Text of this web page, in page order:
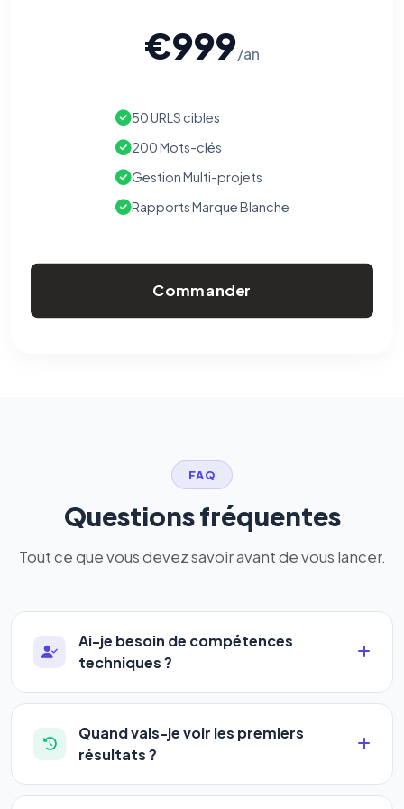
€999/an
50 URLS cibles
200 Mots-clés
Gestion Multi-projets
Rapports Marque Blanche
Commander
FAQ
Questions fréquentes
Tout ce que vous devez savoir avant de vous lancer.
Ai-je besoin de compétences
techniques ?
Absolument pas. Notre logiciel a été conçu pour
être accessible àtous les profils: artisans,
commerçants, auto-entrepreneurs, PME ou
complexe — vous renseignez l'adresse de votre
Quand vais-je voir les premiers
résultats ?
La plupart de nos utilisateurs observent une